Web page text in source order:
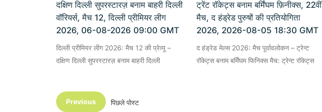
दक्षिण दिल्ली सुपरस्टारज़ बनाम बाहरी दिल्ली
वॉरियर्स, मैच 12, दिल्ली प्रीमियर लीग
2026, 06-08-2026 09:00 GMT
दिल्ली प्रीमियर लीग 2026: मैच 12 की प्रेव्यू –
दक्षिण दिल्ली सुपरस्टारज़ बनाम बाहरी दिल्ली
ट्रेंट रॉकेट्स बनाम बर्मिंघम फ़िनीक्स, 22वीं
मैच, द हंड्रेड पुरुषों की प्रतियोगिता
2026, 2026-08-05 18:30 GMT
द हंड्रेड मेल्स 2026: मैच पूर्वावलोकन – ट्रेन्ट
रॉकेट्स बनाम बर्मिंघम फिनिक्स मैच: ट्रेन्ट रॉकेट्स
Previous पिछले पोस्ट